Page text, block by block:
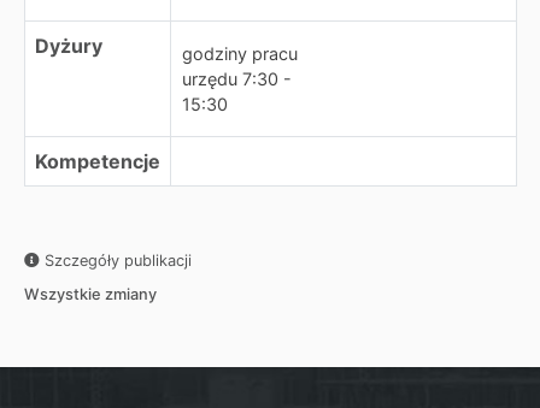
Dyżury
godziny pracu
urzędu 7:30 -
15:30
Kompetencje
Szczegóły publikacji
Wszystkie zmiany